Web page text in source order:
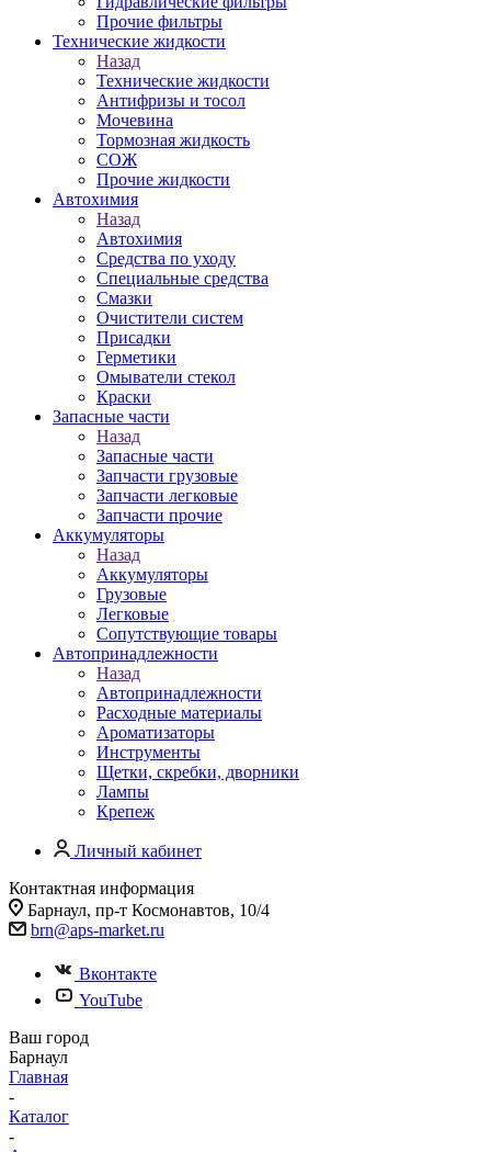
Прочие фильтры
Технические жидкости
Назад
Технические жидкости
Антифризы и тосол
Мочевина
Тормозная жидкость
СОЖ
Прочие жидкости
Автохимия
Назад
Автохимия
Средства по уходу
Специальные средства
Смазки
Очистители систем
Присадки
Герметики
Омыватели стекол
Краски
Запасные части
Назад
Запасные части
Запчасти грузовые
Запчасти легковые
Запчасти прочие
Аккумуляторы
Назад
Аккумуляторы
Грузовые
Легковые
Сопутствующие товары
Автопринадлежности
Назад
Автопринадлежности
Расходные материалы
Ароматизаторы
Инструменты
Щетки, скребки, дворники
Лампы
Крепеж
Личный кабинет
Контактная информация
Барнаул, пр-т Космонавтов, 10/4
brn@aps-market.ru
Вконтакте
YouTube
Ваш город
Барнаул
Главная
-
Каталог
-